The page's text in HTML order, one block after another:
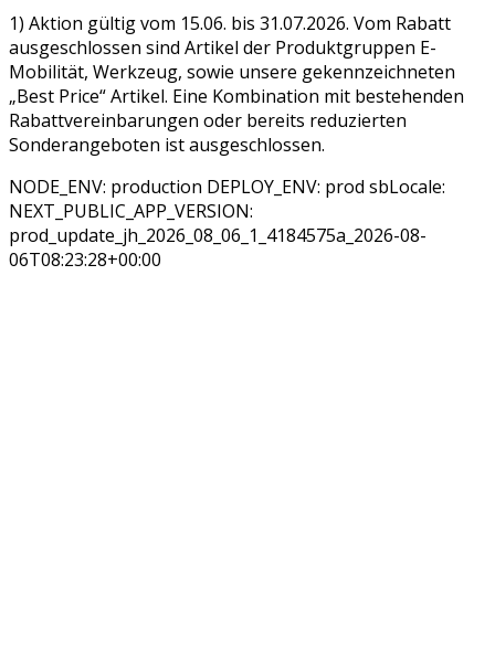
1) Aktion gültig vom 15.06. bis 31.07.2026. Vom Rabatt
ausgeschlossen sind Artikel der Produktgruppen E-
Mobilität, Werkzeug, sowie unsere gekennzeichneten
„Best Price“ Artikel. Eine Kombination mit bestehenden
Rabattvereinbarungen oder bereits reduzierten
Sonderangeboten ist ausgeschlossen.
NODE_ENV: production DEPLOY_ENV: prod sbLocale:
NEXT_PUBLIC_APP_VERSION:
prod_update_jh_2026_08_06_1_4184575a_2026-08-
06T08:23:28+00:00